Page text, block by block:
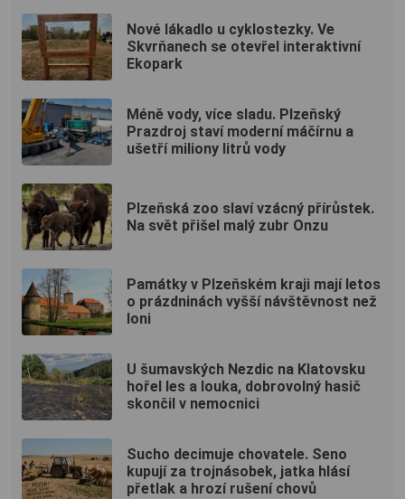
Nové lákadlo u cyklostezky. Ve
Skvrňanech se otevřel interaktivní
Ekopark
Méně vody, více sladu. Plzeňský
Prazdroj staví moderní máčírnu a
ušetří miliony litrů vody
Plzeňská zoo slaví vzácný přírůstek.
Na svět přišel malý zubr Onzu
Památky v Plzeňském kraji mají letos
o prázdninách vyšší návštěvnost než
loni
U šumavských Nezdic na Klatovsku
hořel les a louka, dobrovolný hasič
skončil v nemocnici
Sucho decimuje chovatele. Seno
kupují za trojnásobek, jatka hlásí
přetlak a hrozí rušení chovů